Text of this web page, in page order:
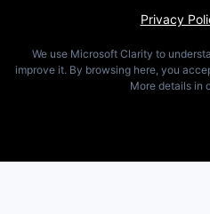
Privacy
We use Microsoft Clarity to
improve it. By browsing here, you
More details in